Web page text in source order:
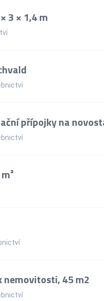
3 × 1,4 m
přípojky na
nemovitosti, 45 m2